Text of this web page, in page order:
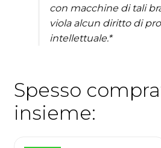
con macchine di tali
viola alcun diritto di
intellettuale.*
Spesso
insieme: